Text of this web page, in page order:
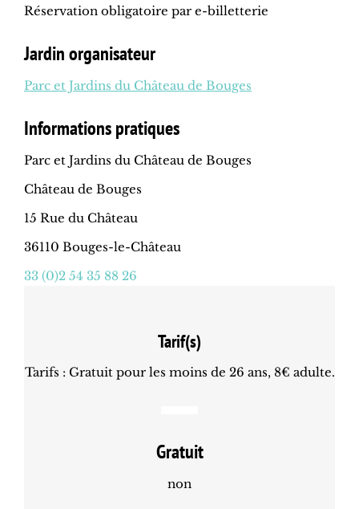
Réservation obligatoire par e-billetterie
Jardin organisateur
Parc et Jardins du Château de Bouges
Informations pratiques
Parc et Jardins du Château de Bouges
Château de Bouges
15 Rue du Château
36110 Bouges-le-Château
33 (0)2 54 35 88 26
Tarif(s)
Tarifs : Gratuit pour les moins de 26 ans, 8€ adulte.
Gratuit
non